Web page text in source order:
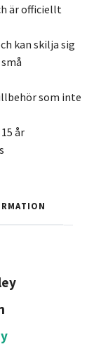
är officiellt
kan skilja sig
som inte
år